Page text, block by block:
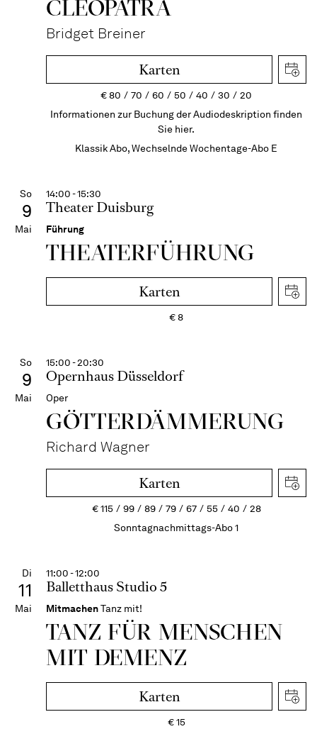
CLEOPATRA
Bridget Breiner
Karten
€80 70 60 50 40 30
20
Informationen zur Buchung der Audiodeskription finden
Sie hier.
Klassik Abo, Wechselnde Wochentage-Abo E
So
9
Mai
14:00 - 15:30
Theater Duisburg
Führung
THEATER­FÜHR­UNG
Karten
€8
So
9
Mai
15:00 - 20:30
Opernhaus Düsseldorf
Oper
GÖTTER­DÄMMERUNG
Richard Wagner
Karten
€115 99 89 79 67 55 40
28
Sonntagnachmittags-Abo 1
Di
11
Mai
11:00 - 12:00
Balletthaus Studio 5
MitmachenTanz mit!
TANZ FÜR MENSCHEN
MIT DEMENZ
Karten
€15